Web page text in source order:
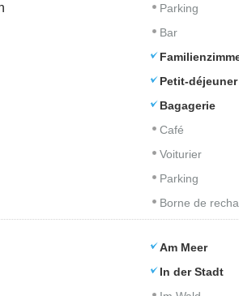
Parking
Bar
Petit-
Bagagerie
Café
Voiturier
Parking
Borne de
Am Meer
In der Stadt